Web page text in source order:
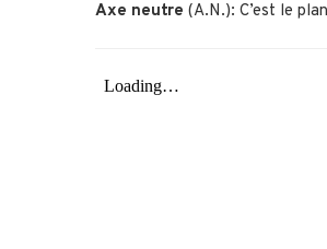
Axe neutre (A.N.): C’est le